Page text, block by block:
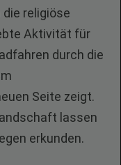
religiöse
Aktivität für
durch die
Seite zeigt.
lassen
erkunden.